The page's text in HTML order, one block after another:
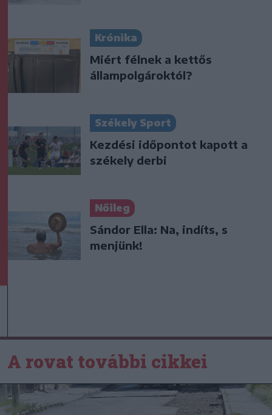
Krónika
Miért félnek a kettős
állampolgároktól?
Székely Sport
Kezdési időpontot kapott a
székely derbi
Nőileg
Sándor Ella: Na, indíts, s
menjünk!
A rovat további cikkei